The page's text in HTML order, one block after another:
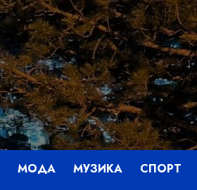
МОДА МУЗИКА СПОРТ